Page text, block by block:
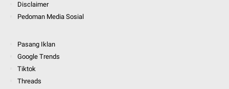
Disclaimer
Pedoman Media Sosial
Pasang Iklan
Google Trends
Tiktok
Threads